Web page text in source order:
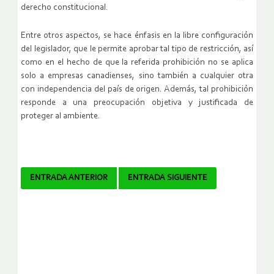
derecho constitucional.
Entre otros aspectos, se hace énfasis en la libre configuración
del legislador, que le permite aprobar tal tipo de restricción, así
como en el hecho de que la referida prohibición no se aplica
solo a empresas canadienses, sino también a cualquier otra
con independencia del país de origen. Además, tal prohibición
responde a una preocupación objetiva y justificada de
proteger al ambiente.
Navegador
ENTRADA ANTERIOR ENTRADA SIGUIENTE